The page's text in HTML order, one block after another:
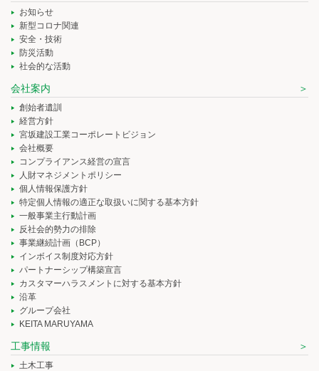
お知らせ
新型コロナ関連
安全・技術
防災活動
社会的な活動
会社案内
創始者遺訓
経営方針
宮坂建設工業コーポレートビジョン
会社概要
コンプライアンス経営の宣言
人財マネジメントポリシー
個人情報保護方針
特定個人情報の適正な取扱いに関する基本方針
一般事業主行動計画
反社会的勢力の排除
事業継続計画（BCP）
インボイス制度対応方針
パートナーシップ構築宣言
カスタマーハラスメントに対する基本方針
沿革
グループ会社
KEITA MARUYAMA
工事情報
土木工事